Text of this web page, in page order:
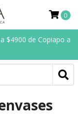
$4900 de Copiapo a
0